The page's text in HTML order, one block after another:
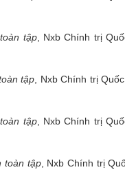
tập, Nxb Chính trị
tập, Nxb Chính trị
tập, Nxb Chính trị
toàn tập, Nxb Chính trị